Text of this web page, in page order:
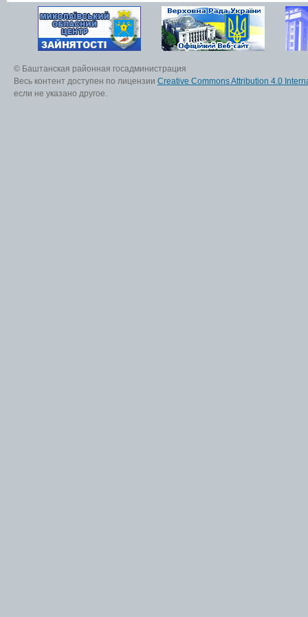
© Баштанская районная госадминистрация
Весь контент доступен по лицензии Creative Commons Attribution 4.0
если не указано другое.